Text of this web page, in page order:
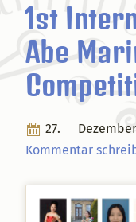
1st
Abe
27.
Kommentar